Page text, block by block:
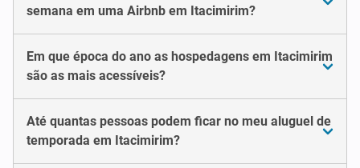
semana em uma Airbnb em Itacimirim?
Em que época do ano as hospedagens em Itacimirim
são as mais acessíveis?
Até quantas pessoas podem ficar no meu aluguel de
temporada em Itacimirim?